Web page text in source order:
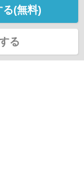
(無料)
る